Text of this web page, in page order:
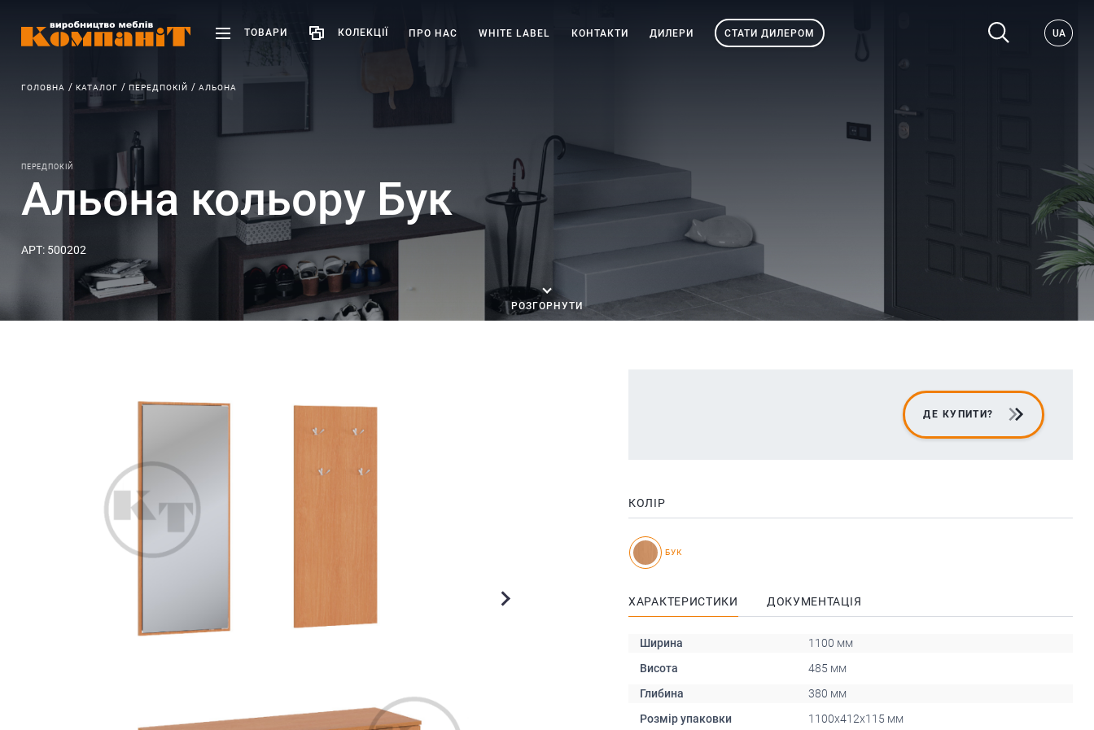
ТОВАРИ КОЛЕКЦІЇ ПРО НАС WHITE LABEL КОНТАКТИ ДИЛЕРИ СТАТИ ДИЛЕРОМ UA
ГОЛОВНА КАТАЛОГ ПЕРЕДПОКІЙ АЛЬОНА
ПЕРЕДПОКІЙ
Альона кольору Бук
АРТ: 500202
РОЗГОРНУТИ
ДЕ КУПИТИ?
КОЛІР
БУК
ХАРАКТЕРИСТИКИ ДОКУМЕНТАЦІЯ
Ширина
1100 мм
Висота
485 мм
Глибина
380 мм
Розмір упаковки
1100х412х115 мм